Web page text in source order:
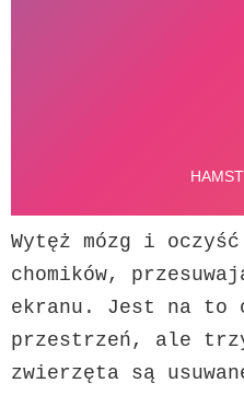
Wytęż mózg i
chomików,
ekranu. Jest na to
przestrzeń, ale
zwierzęta są